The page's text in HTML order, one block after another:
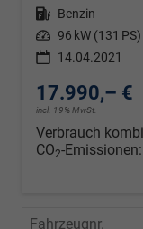
Kraftstoff Benzin
Leistung 96 kW (131 PS)
14.04.2021
17.990,– €
incl. 19% MwSt.
Verbrauch
CO2-Emissionen:
Fahrzeugnr.